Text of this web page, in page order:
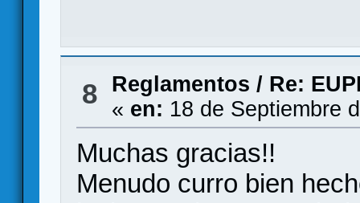
8 Reglamentos / Re:
« en: 18 de Septiembre
Muchas gracias!!
Menudo curro bien